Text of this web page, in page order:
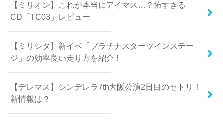
【ミリオン】これが本当にアイマス…？怖すぎる
CD「TC03」レビュー
【ミリシタ】新イベ「プラチナスターツインステー
ジ」の効率良い走り方を紹介！
【デレマス】シンデレラ7th大阪公演2日目のセトリ！
新情報は？